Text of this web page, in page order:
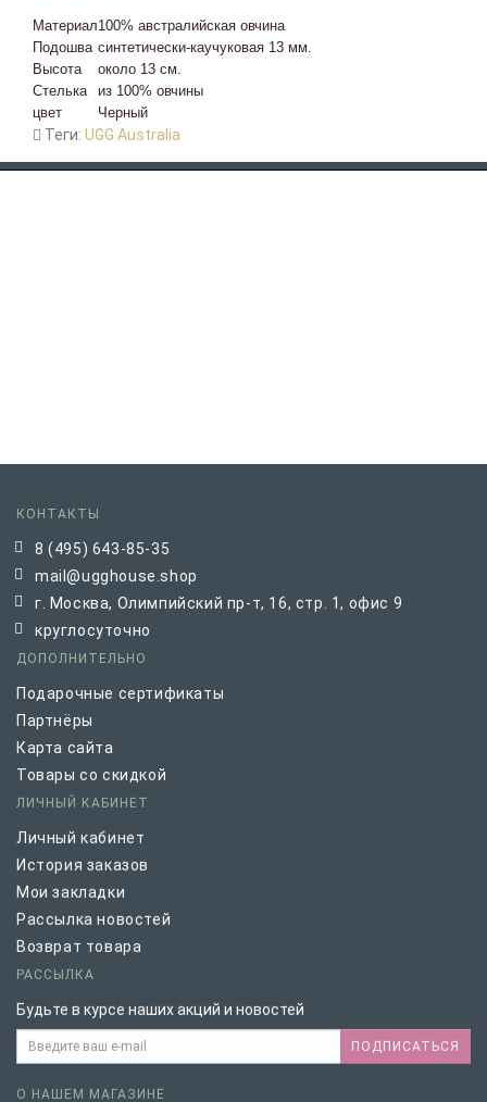
Материал100% австралийская овчина
Подошва синтетически-каучуковая 13 мм.
Высота
около 13 см.
Стелька
из 100% овчины
цвет
Черный
Теги: UGG Australia
КОНТАКТЫ
8 (495) 643-85-35
mail@ugghouse.shop
г. Москва, Олимпийский пр-т, 16, стр. 1, офис 9
круглосуточно
ДОПОЛНИТЕЛЬНО
Подарочные сертификаты
Партнёры
Карта сайта
Товары со скидкой
ЛИЧНЫЙ КАБИНЕТ
Личный кабинет
История заказов
Мои закладки
Рассылка новостей
Возврат товара
РАССЫЛКА
Будьте в курсе наших акций и новостей
ПОДПИСАТЬСЯ
О НАШЕМ МАГАЗИНЕ